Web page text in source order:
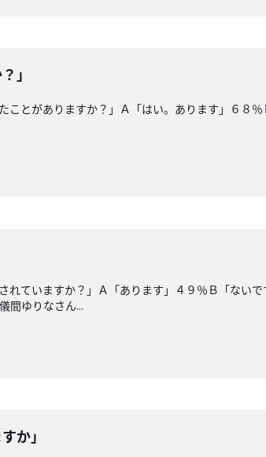
」
ことがありますか？」Ａ「はい。あります」６８
れていますか？」Ａ「あります」４９％Ｂ「ない
間ゆりなさん...
か」